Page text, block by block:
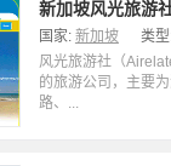
新加坡风光旅游
国家: 新加坡 类
风光旅游社（
的旅游公司，主要
路、...